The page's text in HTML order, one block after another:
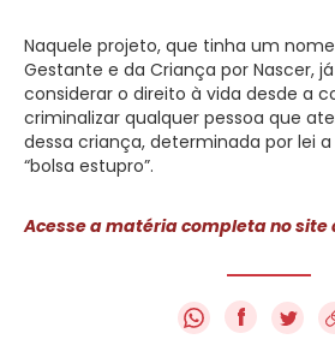
Naquele projeto, que tinha um
Gestante e da Criança por Nascer,
considerar o direito à vida desde a
criminalizar qualquer pessoa que
dessa criança, determinada por lei
“bolsa estupro”.
Acesse a matéria completa no site
f